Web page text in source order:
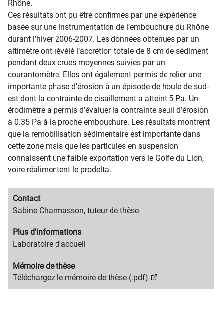
Rhône.
Ces résultats ont pu être confirmés par une expérience
basée sur une instrumentation de l’embouchure du Rhône
durant l’hiver 2006-2007. Les données obtenues par un
altimètre ont révélé l’accrétion totale de 8 cm de sédiment
pendant deux crues moyennes suivies par un
courantomètre. Elles ont également permis de relier une
importante phase d’érosion à un épisode de houle de sud-
est dont la contrainte de cisaillement a atteint 5 Pa. Un
érodimètre a permis d’évaluer la contrainte seuil d’érosion
à 0.35 Pa à la proche embouchure. Les résultats montrent
que la remobilisation sédimentaire est importante dans
cette zone mais que les particules en suspension
connaissent une faible exportation vers le Golfe du Lion,
voire réalimentent le prodelta.
Migration
content
Contact
Migration
text
Sabine Charmasson, tuteur de thèse
Migration
content
Plus d'informations
Migration
text
Laboratoire d'accueil
Migration
content
title
Mémoire de thèse
Migration
content
Téléchargez le mémoire de thèse (.pdf)